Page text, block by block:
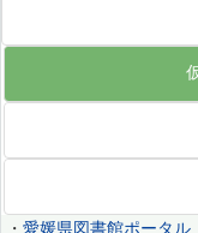
・ 愛媛県図書館ポータル